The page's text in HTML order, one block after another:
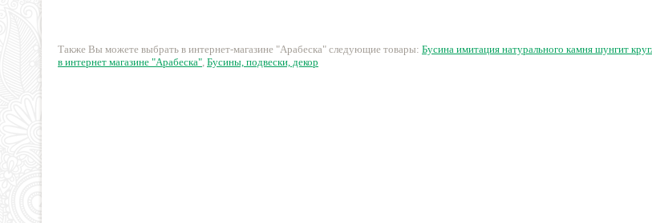
Также Вы можете выбрать в интернет-магазине "Арабеска" следующие товары: Бусина имитация натурального камня шунгит
в интернет магазине "Арабеска", Бусины, подвески, декор